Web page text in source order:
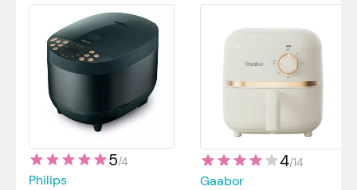
5/4
Philips
4/14
Gaabor